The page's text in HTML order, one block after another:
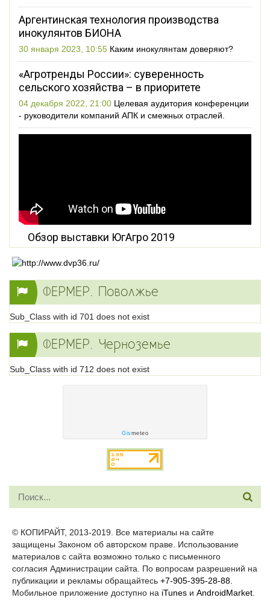
Аргентинская технология производства
инокулянтов БИОНА
30 января 2023, 10:55 Каким инокулянтам доверяют?
«Агротренды России»: суверенность
сельского хозяйства – в приоритете
04 декабря 2022, 21:00 Целевая аудитория конференции
- руководители компаний АПК и смежных отраслей.
Обзор выставки ЮгАгро 2019
ФЕРМЕР. Поволжье
Sub_Class with id 701 does not exist
ФЕРМЕР. Черноземье
Sub_Class with id 712 does not exist
Gismeteo
© КОПИРАЙТ, 2013-2019. Все материалы на сайте
защищены Законом об авторском праве. Использование
материалов с сайта возможно только с письменного
согласия Администрации сайта. По вопросам разрешений на
публикации и рекламы обращайтесь +7-905-395-28-88.
Мобильное приложение доступно на iTunes и AndroidMarket